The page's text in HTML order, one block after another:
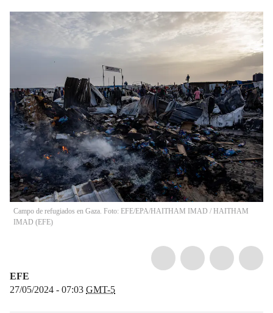
Campo de refugiados en Gaza. Foto: EFE/EPA/HAITHAM IMAD / HAITHAM
IMAD (EFE)
EFE
27/05/2024 - 07:03 GMT-5